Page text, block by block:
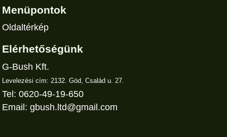
Menüpontok
Oldaltérkép
Elérhetőségünk
G-Bush Kft.
Levelezési cím: 2132. Göd, Család u. 27.
Tel: 0620-49-19-650
Email:gbush.ltd@gmail.com